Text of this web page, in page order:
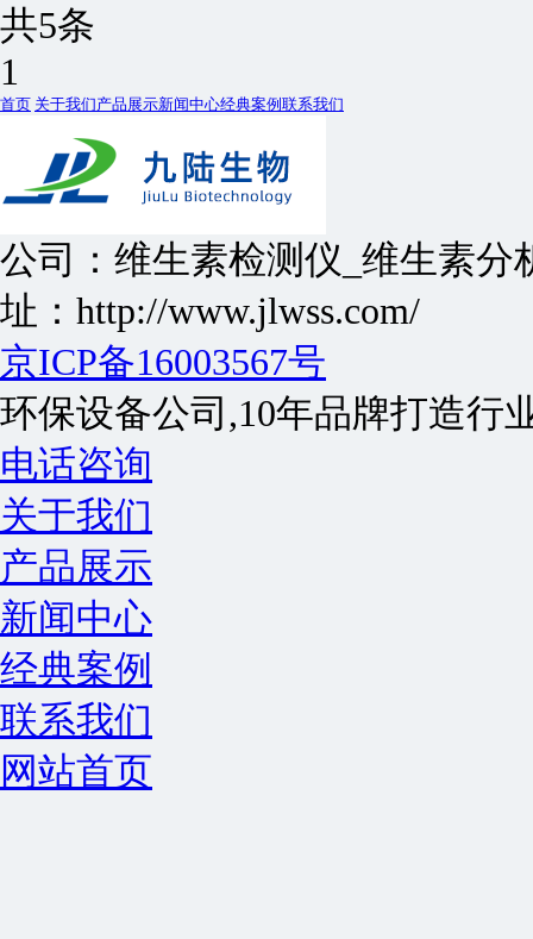
共5条
1
首页 关于我们产品展示新闻中心经典案例联系我们
公司：维生素检测仪_维生素
址：http://www.jlwss.com/
京ICP备16003567号
环保设备公司,10年品牌打造行
电话咨询
关于我们
产品展示
新闻中心
经典案例
联系我们
网站首页